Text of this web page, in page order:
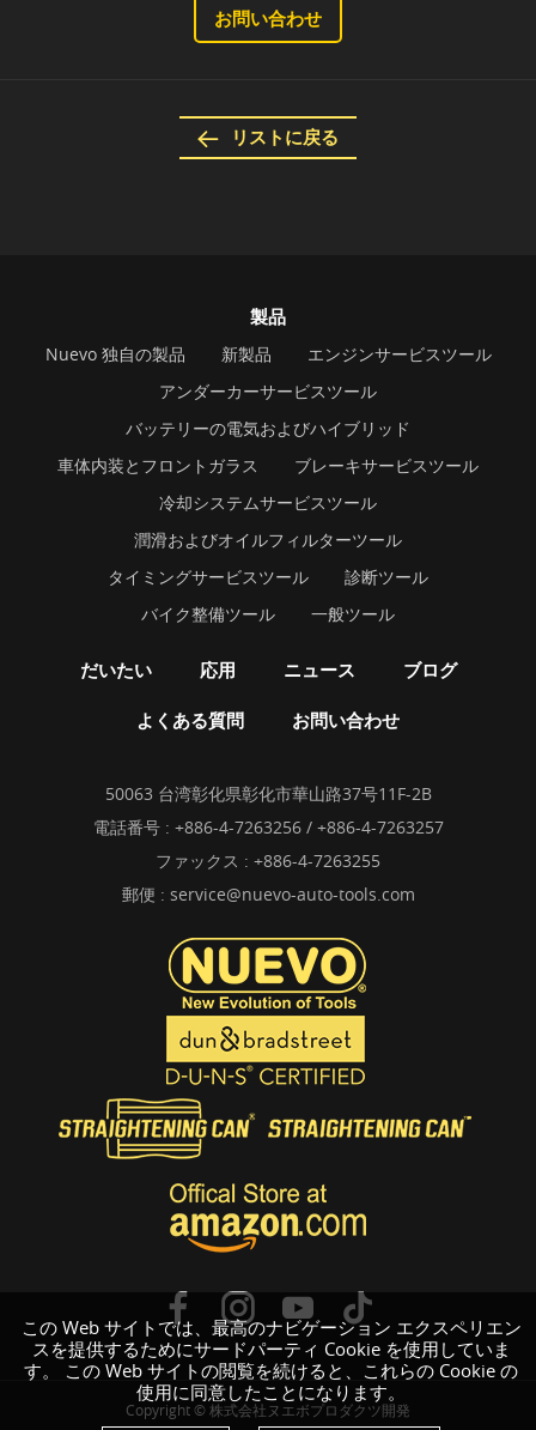
お問い合わせ
リストに戻る
この Web サイトでは、最高のナビゲーション エクスペリエン
スを提供するためにサードパーティ Cookie を使用していま
す。 この Web サイトの閲覧を続けると、これらの Cookie の
使用に同意したことになります。
製品
Nuevo 独自の製品 新製品
エンジンサービスツール
アンダーカーサービスツール
バッテリーの電気およびハイブリッド
車体内装とフロントガラス
ブレーキサービスツール
冷却システムサービスツール
潤滑およびオイルフィルターツール
タイミングサービスツール
診断ツール
バイク整備ツール
一般ツール
だいたい 応用 ニュース ブログ
よくある質問 お問い合わせ
50063 台湾彰化県彰化市華山路37号11F-2B
電話番号 : +886-4-7263256 / +886-4-7263257
ファックス : +886-4-7263255
郵便 : service@nuevo-auto-tools.com
Copyright © 株式会社ヌエボプロダクツ開発